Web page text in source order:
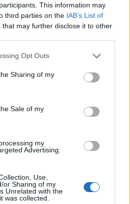
This information may
third parties on the IAB’s List of
that may further disclose it to other
app uses one or more Google
behaviour. You may click to
and its third-party tags to
purposes in below Google
Opt Outs
Sharing of my
Sale of my
my
Advertising.
Use,
or Sharing of my
Unrelated with the
was collected.